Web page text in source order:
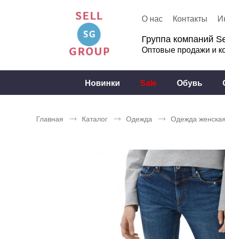
О нас Контакты
Группа компаний
Оптовые продажи и
Новинки Sale Обувь
Главная Каталог Одежда Одежда женская